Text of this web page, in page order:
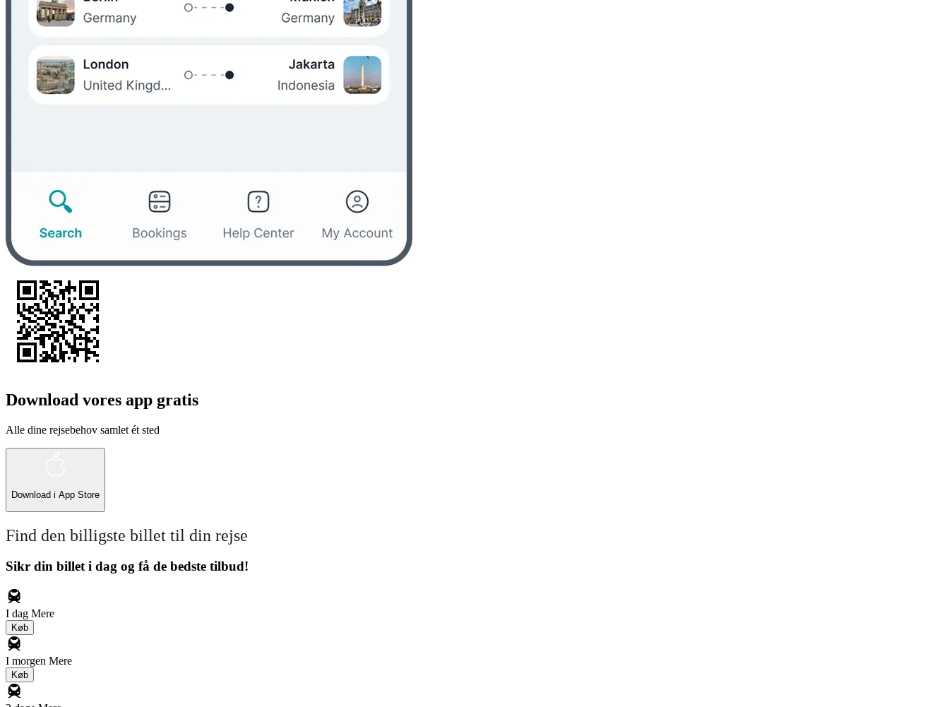
Download vores app gratis
Alle dine rejsebehov samlet ét sted
Download i App Store
Find den billigste billet til din rejse
Sikr din billet i dag og få de bedste tilbud!
I dag Mere
Køb
I morgen Mere
Køb